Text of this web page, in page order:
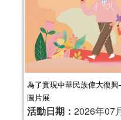
為了實現中華民族偉大復
圖片展
活動日期： 2026年07